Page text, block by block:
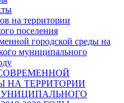
на территории
поселения
городской среды на
муниципального
НА ТЕРРИТОРИИ